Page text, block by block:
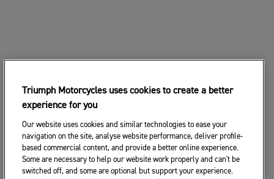
Triumph Motorcycles uses cookies to create a better
experience for you
Our website uses cookies and similar technologies to ease your
navigation on the site, analyse website performance, deliver profile-
based commercial content, and provide a better online experience.
Some are necessary to help our website work properly and can't be
switched off, and some are optional but support your experience.